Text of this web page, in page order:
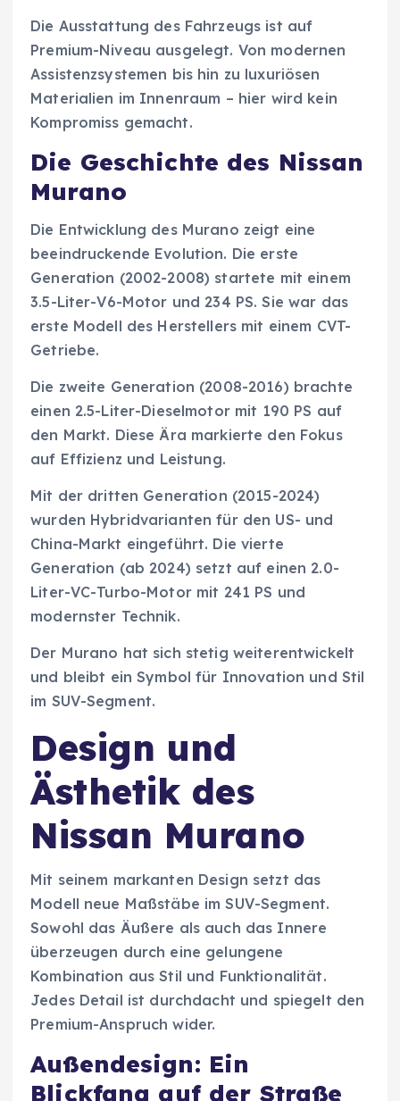
Die Ausstattung des Fahrzeugs ist auf
Premium-Niveau ausgelegt. Von modernen
Assistenzsystemen bis hin zu luxuriösen
Materialien im Innenraum – hier wird kein
Kompromiss gemacht.
Die Geschichte des Nissan
Murano
Die Entwicklung des Murano zeigt eine
beeindruckende Evolution. Die erste
Generation (2002-2008) startete mit einem
3.5-Liter-V6-Motor und 234 PS. Sie war das
erste Modell des Herstellers mit einem CVT-
Getriebe.
Die zweite Generation (2008-2016) brachte
einen 2.5-Liter-Dieselmotor mit 190 PS auf
den Markt. Diese Ära markierte den Fokus
auf Effizienz und Leistung.
Mit der dritten Generation (2015-2024)
wurden Hybridvarianten für den US- und
China-Markt eingeführt. Die vierte
Generation (ab 2024) setzt auf einen 2.0-
Liter-VC-Turbo-Motor mit 241 PS und
modernster Technik.
Der Murano hat sich stetig weiterentwickelt
und bleibt ein Symbol für Innovation und Stil
im SUV-Segment.
Design und
Ästhetik des
Nissan Murano
Mit seinem markanten Design setzt das
Modell neue Maßstäbe im SUV-Segment.
Sowohl das Äußere als auch das Innere
überzeugen durch eine gelungene
Kombination aus Stil und Funktionalität.
Jedes Detail ist durchdacht und spiegelt den
Premium-Anspruch wider.
Außendesign: Ein
Blickfang auf der Straße